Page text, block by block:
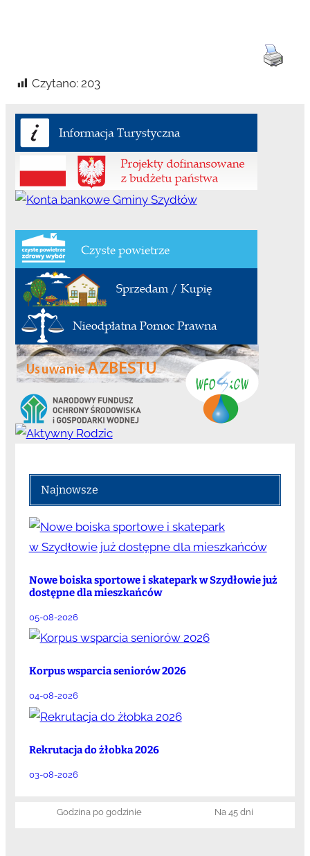
Czytano: 203
Najnowsze
Nowe boiska sportowe i skatepark w Szydłowie już
dostępne dla mieszkańców
05-08-2026
Korpus wsparcia seniorów 2026
04-08-2026
Rekrutacja do żłobka 2026
03-08-2026
Godzina po godzinie Na 45 dni